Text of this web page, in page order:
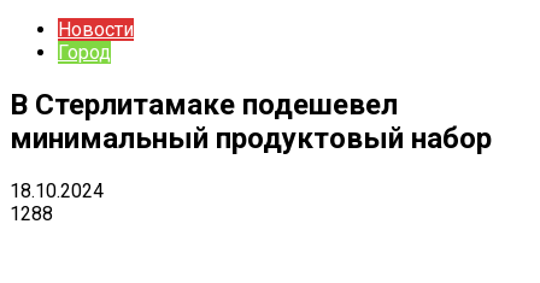
Новости
Город
В Стерлитамаке подешевел
минимальный продуктовый набор
18.10.2024
1288